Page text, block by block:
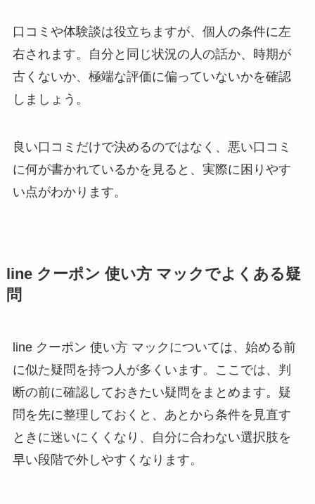
口コミや体験談は役立ちますが、個人の条件に左
右されます。自分と同じ状況の人の話か、時期が
古くないか、極端な評価に偏っていないかを確認
しましょう。
良い口コミだけで決めるのではなく、悪い口コミ
に何が書かれているかを見ると、実際に困りやす
い点がわかります。
line クーポン 使い方 マックでよくある疑
問
line クーポン 使い方 マックについては、始める前
に似た疑問を持つ人が多くいます。ここでは、判
断の前に確認しておきたい疑問をまとめます。疑
問を先に整理しておくと、あとから条件を見直す
ときに迷いにくくなり、自分に合わない選択肢を
早い段階で外しやすくなります。